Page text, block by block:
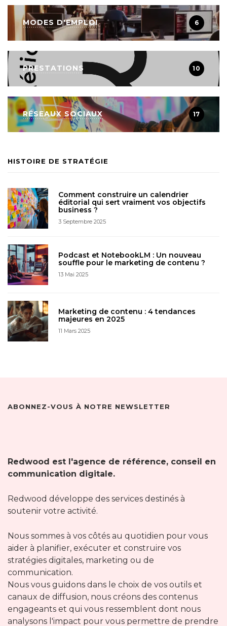
MODES D'EMPLOI 6
PRESTATIONS 10
RÉSEAUX SOCIAUX 17
HISTOIRE DE STRATÉGIE
Comment construire un calendrier
éditorial qui sert vraiment vos objectifs
business ?
3 Septembre 2025
Podcast et NotebookLM : Un nouveau
souffle pour le marketing de contenu ?
13 Mai 2025
Marketing de contenu : 4 tendances
majeures en 2025
11 Mars 2025
ABONNEZ-VOUS À NOTRE NEWSLETTER
Redwood est l'agence de référence, conseil en
communication digitale.
Redwood développe des services destinés à
soutenir votre activité.
Nous sommes à vos côtés au quotidien pour vous
aider à planifier, exécuter et construire vos
stratégies digitales, marketing ou de
communication.
Nous vous guidons dans le choix de vos outils et
canaux de diffusion, nous créons des contenus
engageants et qui vous ressemblent dont nous
analysons l'impact pour vous permettre de prendre